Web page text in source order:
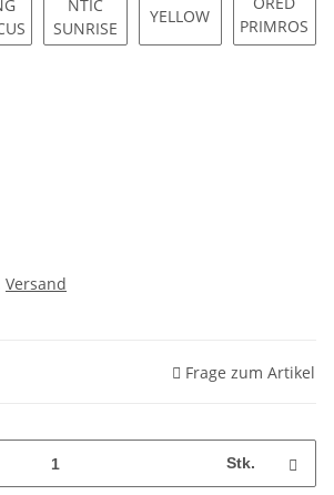
Versand
Frage zum Artikel
Stk.